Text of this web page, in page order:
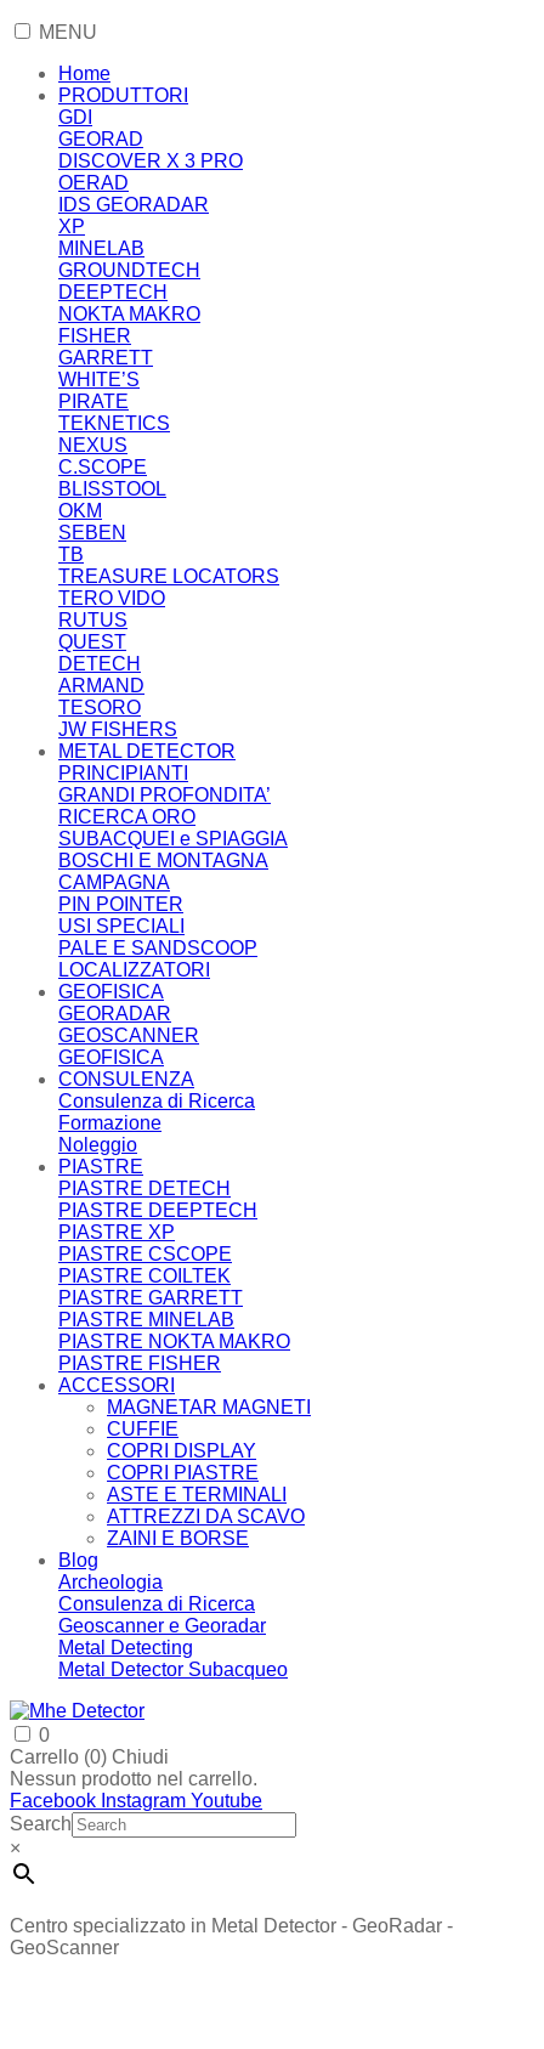
MENU
Home
PRODUTTORI
GDI
GEORAD
DISCOVER X 3 PRO
OERAD
IDS GEORADAR
XP
MINELAB
GROUNDTECH
DEEPTECH
NOKTA MAKRO
FISHER
GARRETT
WHITE’S
PIRATE
TEKNETICS
NEXUS
C.SCOPE
BLISSTOOL
OKM
SEBEN
TB
TREASURE LOCATORS
TERO VIDO
RUTUS
QUEST
DETECH
ARMAND
TESORO
JW FISHERS
METAL DETECTOR
PRINCIPIANTI
GRANDI PROFONDITA’
RICERCA ORO
SUBACQUEI e SPIAGGIA
BOSCHI E MONTAGNA
CAMPAGNA
PIN POINTER
USI SPECIALI
PALE E SANDSCOOP
LOCALIZZATORI
GEOFISICA
GEORADAR
GEOSCANNER
GEOFISICA
CONSULENZA
Consulenza di Ricerca
Formazione
Noleggio
PIASTRE
PIASTRE DETECH
PIASTRE DEEPTECH
PIASTRE XP
PIASTRE CSCOPE
PIASTRE COILTEK
PIASTRE GARRETT
PIASTRE MINELAB
PIASTRE NOKTA MAKRO
PIASTRE FISHER
ACCESSORI
MAGNETAR MAGNETI
CUFFIE
COPRI DISPLAY
COPRI PIASTRE
ASTE E TERMINALI
ATTREZZI DA SCAVO
ZAINI E BORSE
Blog
Archeologia
Consulenza di Ricerca
Geoscanner e Georadar
Metal Detecting
Metal Detector Subacqueo
0
Carrello (0) Chiudi
Nessun prodotto nel carrello.
Facebook Instagram Youtube
Search
×
Centro specializzato in Metal Detector - GeoRadar -
GeoScanner